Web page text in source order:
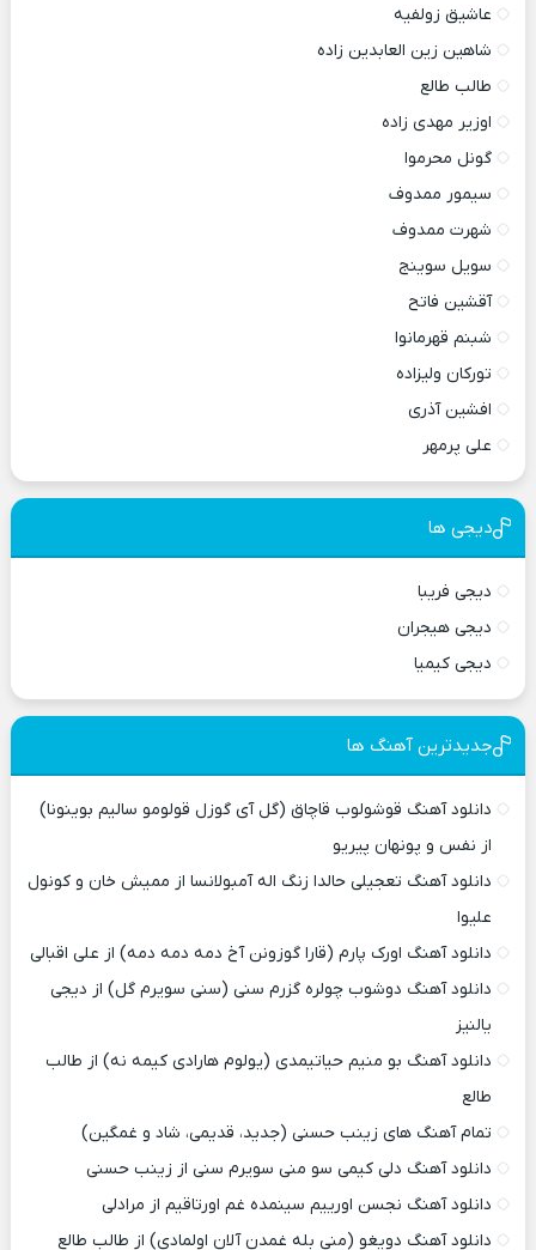
عاشیق زولفیه
شاهین زین العابدین زاده
طالب طالع
اوزیر مهدی زاده
گونل محرموا
سیمور ممدوف
شهرت ممدوف
سویل سوینج
آقشین فاتح
شبنم قهرمانوا
تورکان ولیزاده
افشین آذری
علی پرمهر
دیجی ها
دیجی فریبا
دیجی هیجران
دیجی کیمیا
جدیدترین آهنگ ها
دانلود آهنگ قوشولوب قاچاق (گل آی گوزل قولومو سالیم بوینونا)
از نفس و پونهان پیریو
دانلود آهنگ تعجیلی حالدا زنگ اله آمبولانسا از ممیش خان و کونول
علیوا
دانلود آهنگ اورک پارم (قارا گوزونن آخ دمه دمه دمه) از علی اقبالی
دانلود آهنگ دوشوب چولره گزرم سنی (سنی سویرم گل) از دیجی
یالنیز
دانلود آهنگ بو منیم حیاتیمدی (یولوم هارادی کیمه نه) از طالب
طالع
تمام آهنگ های زینب حسنی (جدید، قدیمی، شاد و غمگین)
دانلود آهنگ دلی کیمی سو منی سویرم سنی از زینب حسنی
دانلود آهنگ نجسن اورییم سینمده غم اورتاقیم از مرادلی
دانلود آهنگ دویغو (منی بله غمدن آلان اولمادی) از طالب طالع